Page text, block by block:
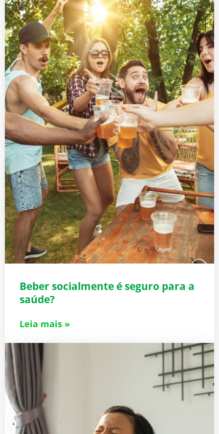
Beber socialmente é seguro para a
saúde?
Leia mais »